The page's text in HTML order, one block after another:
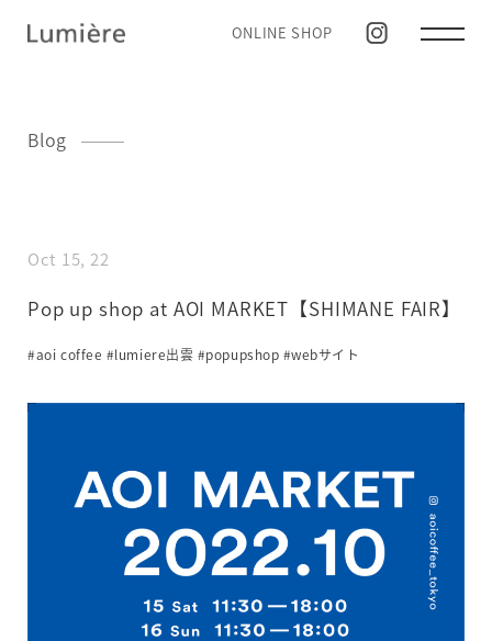
ONLINE SHOP
Blog
Oct 15, 22
Pop up shop at AOI MARKET【SHIMANE FAIR】
#aoi coffee #lumiere出雲 #popupshop #webサイト